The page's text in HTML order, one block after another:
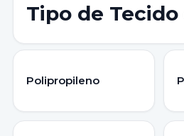
Tipo de Tecido
Polipropileno